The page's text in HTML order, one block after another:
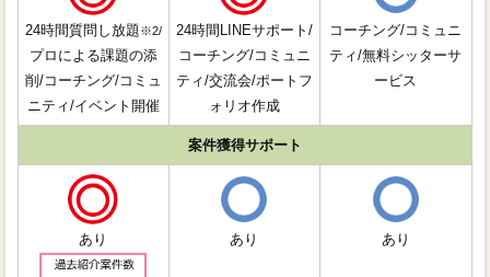
24時間質問し放題※2/
プロによる課題の添
削/コーチング/コミュ
ニティ/イベント開催
24時間LINEサポート/
コーチング/コミュニ
ティ/交流会/ポートフ
ォリオ作成
コーチング/コミュニ
ティ/無料シッターサ
ービス
案件獲得サポート
あり あり あり